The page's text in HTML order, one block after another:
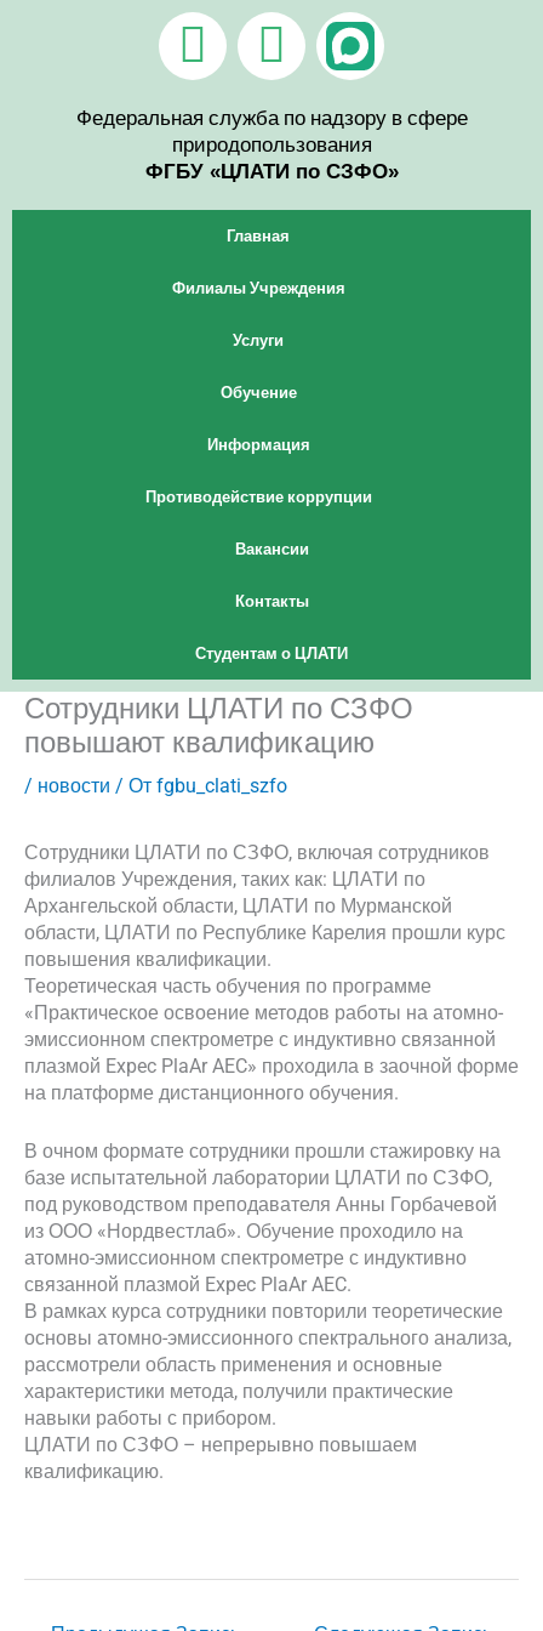
V
k
T
e
l
e
g
r
a
m
Федеральная служба по надзору в сфере
природопользования
ФГБУ «ЦЛАТИ по СЗФО»
Главная
Филиалы Учреждения
Услуги
Обучение
Информация
Противодействие коррупции
Вакансии
Контакты
Студентам о ЦЛАТИ
Сотрудники ЦЛАТИ по СЗФО
повышают квалификацию
/ новости / От fgbu_clati_szfo
Сотрудники ЦЛАТИ по СЗФО, включая сотрудников
филиалов Учреждения, таких как: ЦЛАТИ по
Архангельской области, ЦЛАТИ по Мурманской
области, ЦЛАТИ по Республике Карелия прошли курс
повышения квалификации.
Теоретическая часть обучения по программе
«Практическое освоение методов работы на атомно-
эмиссионном спектрометре с индуктивно связанной
плазмой Expec PlaAr AEC» проходила в заочной форме
на платформе дистанционного обучения.
В очном формате сотрудники прошли стажировку на
базе испытательной лаборатории ЦЛАТИ по СЗФО,
под руководством преподавателя Анны Горбачевой
из ООО «Нордвестлаб». Обучение проходило на
атомно-эмиссионном спектрометре с индуктивно
связанной плазмой Expec PlaAr AEC.
В рамках курса сотрудники повторили теоретические
основы атомно-эмиссионного спектрального анализа,
рассмотрели область применения и основные
характеристики метода, получили практические
навыки работы с прибором.
ЦЛАТИ по СЗФО – непрерывно повышаем
квалификацию.